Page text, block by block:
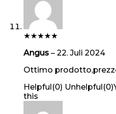
★★★★★
Angus – 22. Juli 2024
Ottimo
Helpful(0) Unhelpful(0)
this